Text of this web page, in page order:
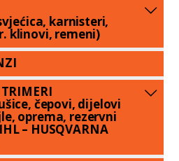
karnisteri,
klinovi, remeni)
čepovi, dijelovi
oprema, rezervni
– HUSQVARNA